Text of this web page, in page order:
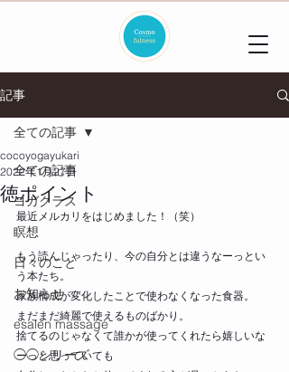
記事
全ての記事
ヨガクラス
瞑想
日々のこと
お知らせ
esalen massage
◯◯シリーズ
全ての記事
徳ポイント
cocoyogayukari
2022年1月27日
最近メルカリをはじめました！（笑）
もう読んじゃったり、今の自分とは違うなーっとい
う本たち。
家族構成が変化したことで使わなくなった食器。
まだまだ綺麗で使えるものばかり。
捨てるのじゃなくて誰かが使ってくれたら嬉しいな
ーっと思っていても